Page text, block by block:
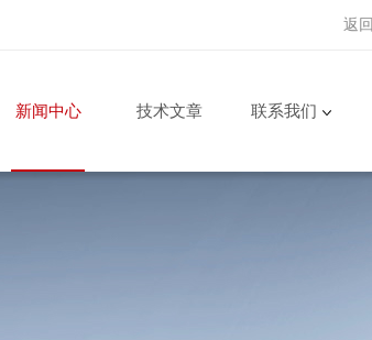
返
新闻中心 技术文章 联系我们